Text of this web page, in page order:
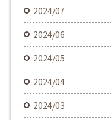
2024/07
2024/06
2024/05
2024/04
2024/03